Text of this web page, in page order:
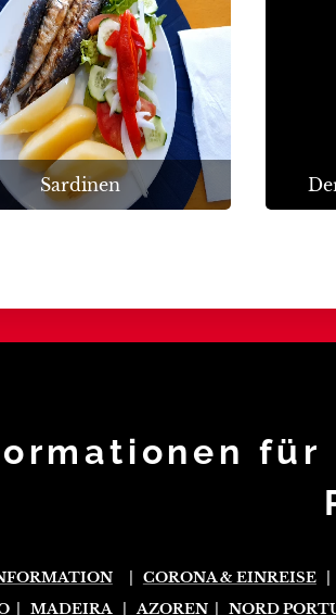
Sardinen
für
| CORONA & EINREISE
| MADEIRA AZOREN NORD